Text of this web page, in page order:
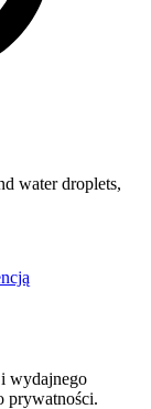
water droplets,
wydajnego
prywatności.